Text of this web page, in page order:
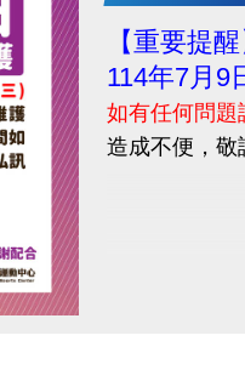
【重要提醒
114年7月9
如有任何問題
造成不便，敬